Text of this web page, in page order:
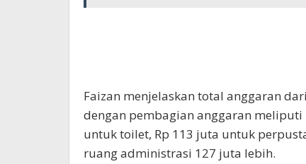
Faizan menjelaskan total anggaran
dengan pembagian anggaran
untuk toilet, Rp 113 juta untuk
ruang administrasi 127 juta lebih.